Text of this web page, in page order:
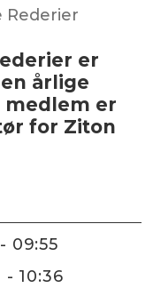
Rederier
er
årlige
medlem er
for Ziton
- 09:55
- 10:36